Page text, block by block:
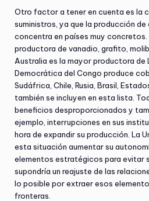
Otro factor a tener en cuenta es la
suministros, ya que la producción
concentra en países muy concretos.
productora de vanadio, grafito,
Australia es la mayor productora de
Democrática del Congo produce
Sudáfrica, Chile, Rusia, Brasil,
también se incluyen en esta lista.
beneficios desproporcionados y
ejemplo, interrupciones en sus
hora de expandir su producción. La
esta situación aumentar su
elementos estratégicos para evitar
supondría un reajuste de las
lo posible por extraer esos
fronteras.